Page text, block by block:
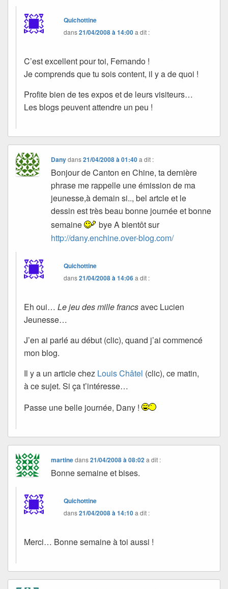
Quichottine
dans21/04/2008 à 14:00a dit :
C’est excellent pour toi, Fernando !
Je comprends que tu sois content, il y a de quoi !
Profite bien de tes expos et de leurs visiteurs…
Les blogs peuvent attendre un peu !
Danydans21/04/2008 à 01:40 a dit :
Bonjour de Canton en Chine, ta dernière
phrase me rappelle une émission de ma
jeunesse,à demain si.., bel artcle et le
dessin est très beau bonne journée et bonne
semaine
bye A bientôt sur
http://dany.enchine.over-blog.com/
Quichottine
dans21/04/2008 à 14:06a dit :
Eh oui… Le jeu des mille francsavec Lucien
Jeunesse…
J’en ai parlé au début (clic), quand j’ai commencé
mon blog.
Il y a un article chez Louis Châtel (clic), ce matin,
à ce sujet. Si ça t’intéresse…
Passe une belle journée, Dany !
martinedans21/04/2008 à 08:02 a dit :
Bonne semaine et bises.
Quichottine
dans21/04/2008 à 14:10a dit :
Merci… Bonne semaine à toi aussi !